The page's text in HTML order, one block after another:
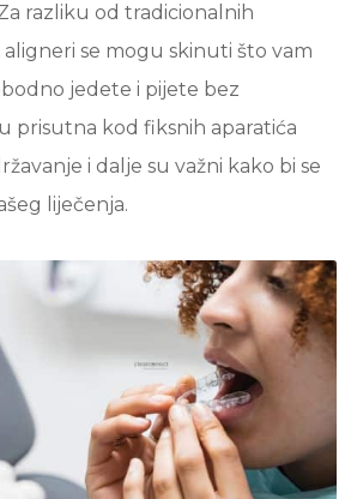
razliku od tradicionalnih
aligneri se mogu skinuti što vam
jedete i pijete bez
prisutna kod fiksnih aparatića
i dalje su važni kako bi se
liječenja.